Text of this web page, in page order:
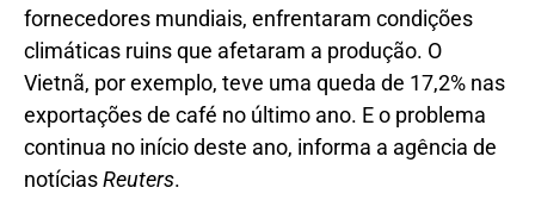
fornecedores mundiais, enfrentaram condições
climáticas ruins que afetaram a produção. O
Vietnã, por exemplo, teve uma queda de 17,2% nas
exportações de café no último ano. E o problema
continua no início deste ano, informa a agência de
notíciasReuters.